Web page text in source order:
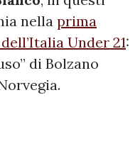
nella prima
Under 21:
di Bolzano